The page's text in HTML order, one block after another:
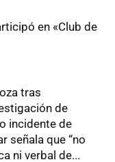
en «Club de
tras
de
incidente de
señala que “no
ni verbal de...